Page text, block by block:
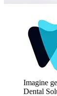
Imagine
Dental